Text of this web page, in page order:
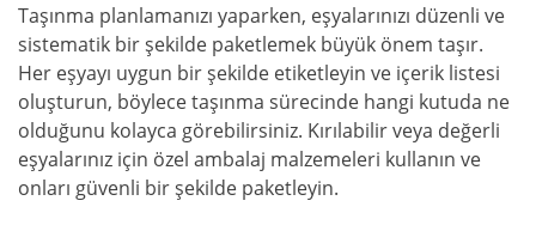
Taşınma planlamanızı yaparken, eşyalarınızı düzenli ve
sistematik bir şekilde paketlemek büyük önem taşır.
Her eşyayı uygun bir şekilde etiketleyin ve içerik listesi
oluşturun, böylece taşınma sürecinde hangi kutuda ne
olduğunu kolayca görebilirsiniz. Kırılabilir veya değerli
eşyalarınız için özel ambalaj malzemeleri kullanın ve
onları güvenli bir şekilde paketleyin.